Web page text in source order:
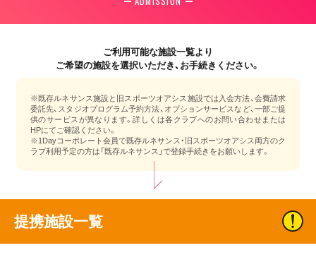
ご利用可能な施設一覧より
ご希望の施設を選択いただき、お手続きください。
※既存ルネサンス施設と旧スポーツオアシス施設では入会方法、会費請求
委託先、スタジオプログラム予約方法、オプションサービスなど、一部ご提
供のサービスが異なります。詳しくは各クラブへのお問い合わせまたは
HPにてご確認ください。
※1Dayコーポレート会員で既存ルネサンス・旧スポーツオアシス両方のク
ラブ利用予定の方は「既存ルネサンス」で登録手続きをお願いします。
提携施設一覧